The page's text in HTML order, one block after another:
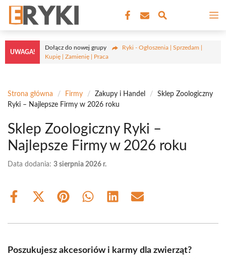
Przejdź
treści
UWAGA!
Dołącz do nowej grupy
Ryki - Ogłoszenia | Sprzedam |
Kupię | Zamienię | Praca
Strona główna / Firmy / Zakupy i Handel /
Sklep Zoologiczny
Ryki – Najlepsze Firmy w 2026 roku
Sklep Zoologiczny Ryki –
Najlepsze Firmy w 2026 roku
Data dodania: 3 sierpnia 2026 r.
Share
Share
(Twitter)
Share Share Share Share
Poszukujesz akcesoriów i karmy dla zwierząt?